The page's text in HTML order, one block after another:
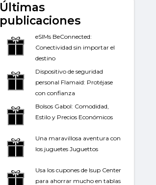
Últimas
publicaciones
eSIMs BeConnected:
Conectividad sin importar el
destino
Dispositivo de seguridad
personal Flamaid: Protéjase
con confianza
Bolsos Gabol: Comodidad,
Estilo y Precios Económicos
Una maravillosa aventura con
los juguetes Juguettos
Usa los cupones de Isup Center
para ahorrar mucho en tablas